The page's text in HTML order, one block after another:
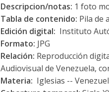
Descripcion/notas: 1 foto
Tabla de contenido: Pila de
Edición digital: Instituto
Formato: JPG
Relación: Reproducción
Audiovisual de Venezuela,
Materia: Iglesias --